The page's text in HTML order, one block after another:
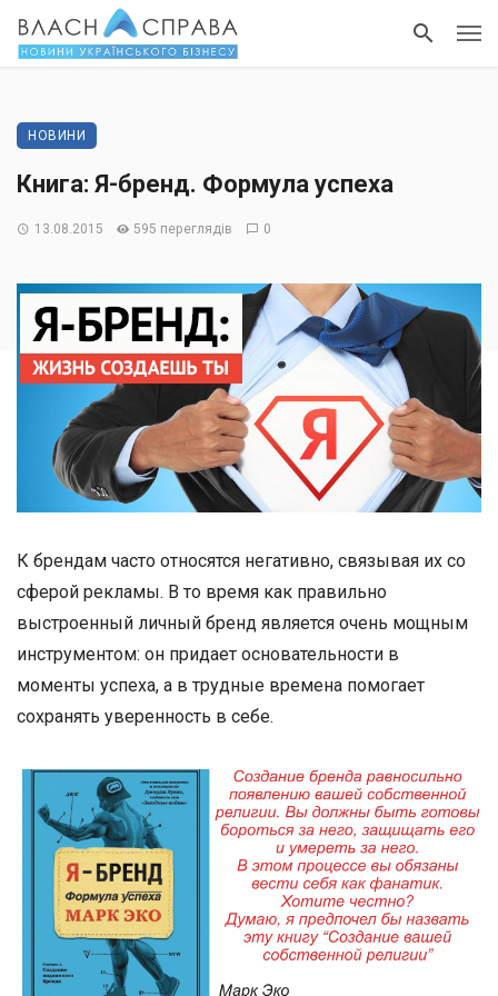
НОВИНИ
Книга: Я-бренд. Формула успеха
13.08.2015 595 переглядів 0
К брендам часто относятся негативно, связывая их со
сферой рекламы. В то время как правильно
выстроенный личный бренд является очень мощным
инструментом: он придает основательности в
моменты успеха, а в трудные времена помогает
сохранять уверенность в себе.